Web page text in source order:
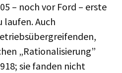
– noch vor Ford – erste
laufen. Auch
„Rationalisierung”
sie fanden nicht